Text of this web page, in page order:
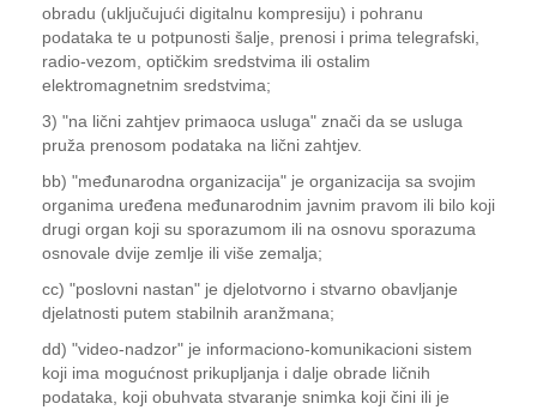
obradu (uključujući digitalnu kompresiju) i pohranu
podataka te u potpunosti šalje, prenosi i prima telegrafski,
radio-vezom, optičkim sredstvima ili ostalim
elektromagnetnim sredstvima;
3) "na lični zahtjev primaoca usluga" znači da se usluga
pruža prenosom podataka na lični zahtjev.
bb) "međunarodna organizacija" je organizacija sa svojim
organima uređena međunarodnim javnim pravom ili bilo koji
drugi organ koji su sporazumom ili na osnovu sporazuma
osnovale dvije zemlje ili više zemalja;
cc) "poslovni nastan" je djelotvorno i stvarno obavljanje
djelatnosti putem stabilnih aranžmana;
dd) "video-nadzor" je informaciono-komunikacioni sistem
koji ima mogućnost prikupljanja i dalje obrade ličnih
podataka, koji obuhvata stvaranje snimka koji čini ili je